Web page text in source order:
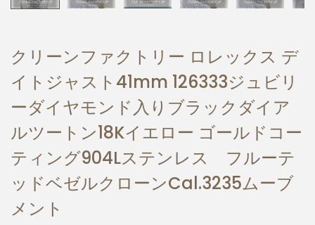
クリーンファクトリー ロレックス デ
イトジャスト41mm 126333ジュビリ
ーダイヤモンド入りブラックダイア
ルツートン18Kイエロー ゴールドコー
ティング904Lステンレス フルーテ
ッドベゼルクローンCal.3235ムーブ
メント